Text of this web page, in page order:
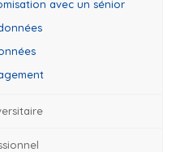
avec un sénior